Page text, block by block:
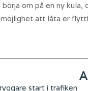
om på en ny
att låta er
start i trafiken